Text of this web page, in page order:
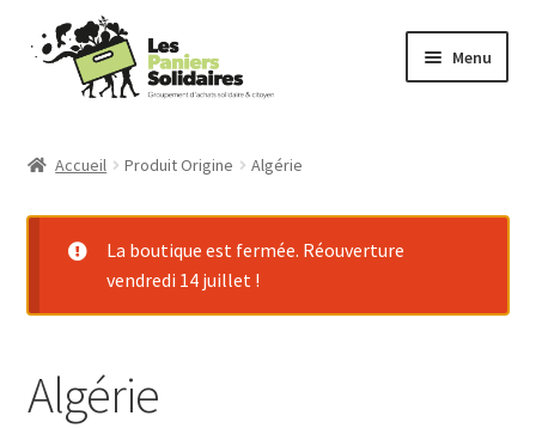
Aller
Aller
contenu
Menu
Mode d’emploi
Qui sommes-nous ?
Actu
Accueil Produit Origine Algérie
La boutique est fermée. Réouverture
vendredi 14 juillet !
Algérie